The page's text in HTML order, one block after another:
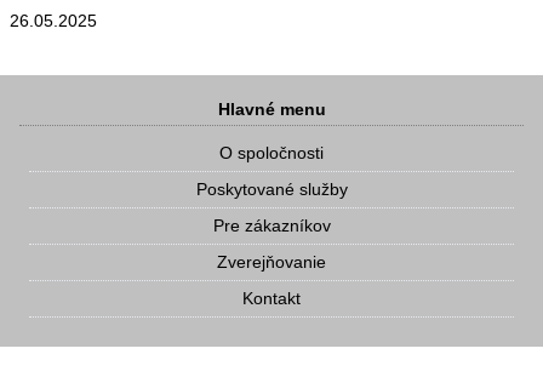
26.05.2025
Hlavné menu
O spoločnosti
Poskytované služby
Pre zákazníkov
Zverejňovanie
Kontakt